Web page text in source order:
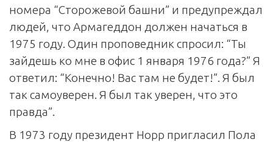
номера “Сторожевой башни” и предупреждал
людей, что Армагеддон должен начаться в
1975 году. Один проповедник спросил: “Ты
зайдешь ко мне в офис 1 января 1976 года?” Я
ответил: “Конечно! Вас там не будет!”. Я был
так самоуверен. Я был так уверен, что это
правда”.
В 1973 году президент Норр пригласил Пола